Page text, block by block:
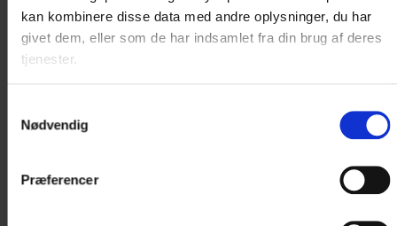
kan kombinere disse data med andre oplysninger, du har
givet dem, eller som de har indsamlet fra din brug af deres
tjenester.
Nødvendig
Præferencer